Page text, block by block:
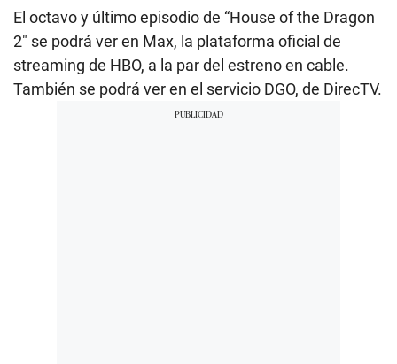
El octavo y último episodio de “House of the Dragon
2″ se podrá ver en Max, la plataforma oficial de
streaming de HBO, a la par del estreno en cable.
También se podrá ver en el servicio DGO, de DirecTV.